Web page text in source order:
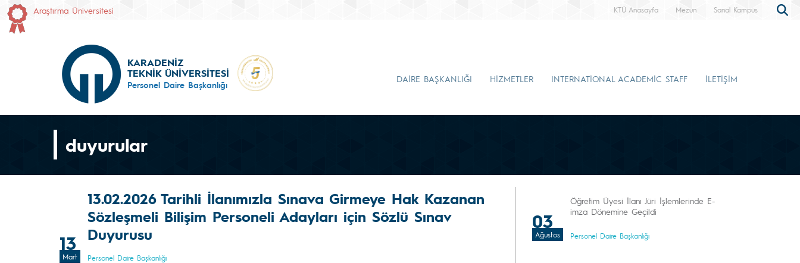
Araştırma Üniversitesi KTÜ Anasayfa Mezun Sanal Kampüs
KARADENİZ
TEKNİK ÜNİVERSİTESİ
Personel Daire Başkanlığı
DAİRE BAŞKANLIĞI HİZMETLER INTERNATİONAL ACADEMİC STAFF İLETİŞİM
duyurular
13
Mart
13.02.2026 Tarihli İlanımızla Sınava Girmeye Hak Kazanan
Sözleşmeli Bilişim Personeli Adayları için Sözlü Sınav
Duyurusu
Personel Daire Başkanlığı
03
Ağustos
Öğretim Üyesi İlanı Jüri İşlemlerinde E-
imza Dönemine Geçildi
Personel Daire Başkanlığı